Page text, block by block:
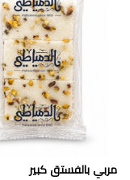
مربي بالفستق كبير